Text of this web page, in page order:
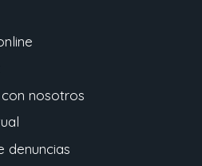
nosotros
denuncias